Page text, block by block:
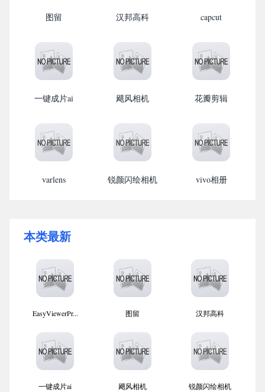
图留 汉邦高科 capcut
一键成片ai 飓风相机 花瓣剪辑
varlens 锐颜闪绘相机 vivo相册
本类最新
EasyViewerPr... 图留 汉邦高科
一键成片ai 飓风相机 锐颜闪绘相机